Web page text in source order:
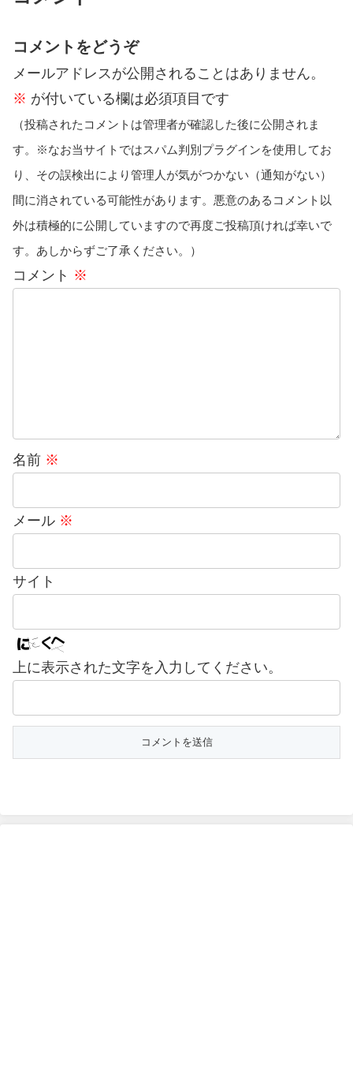
コメントをどうぞ
メールアドレスが公開されることはありません。
※ が付いている欄は必須項目です
（投稿されたコメントは管理者が確認した後に公開されま
す。※なお当サイトではスパム判別プラグインを使用してお
り、その誤検出により管理人が気がつかない（通知がない）
間に消されている可能性があります。悪意のあるコメント以
外は積極的に公開していますので再度ご投稿頂ければ幸いで
す。あしからずご了承ください。）
コメント ※
名前 ※
メール ※
サイト
上に表示された文字を入力してください。